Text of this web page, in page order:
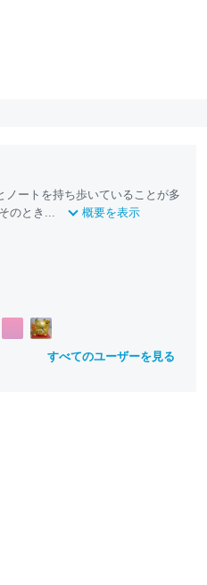
ノートを持ち歩いていることが多
のとき...
概要を表示
すべてのユーザーを見る